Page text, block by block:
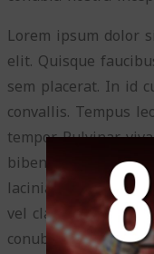
Lorem ipsum dolor
elit. Quisque
sem placerat. In id
convallis. Tempus
tempor. Pulvinar
bibendum egestas.
lacinia integer nunc
vel class aptent
conubia nostra